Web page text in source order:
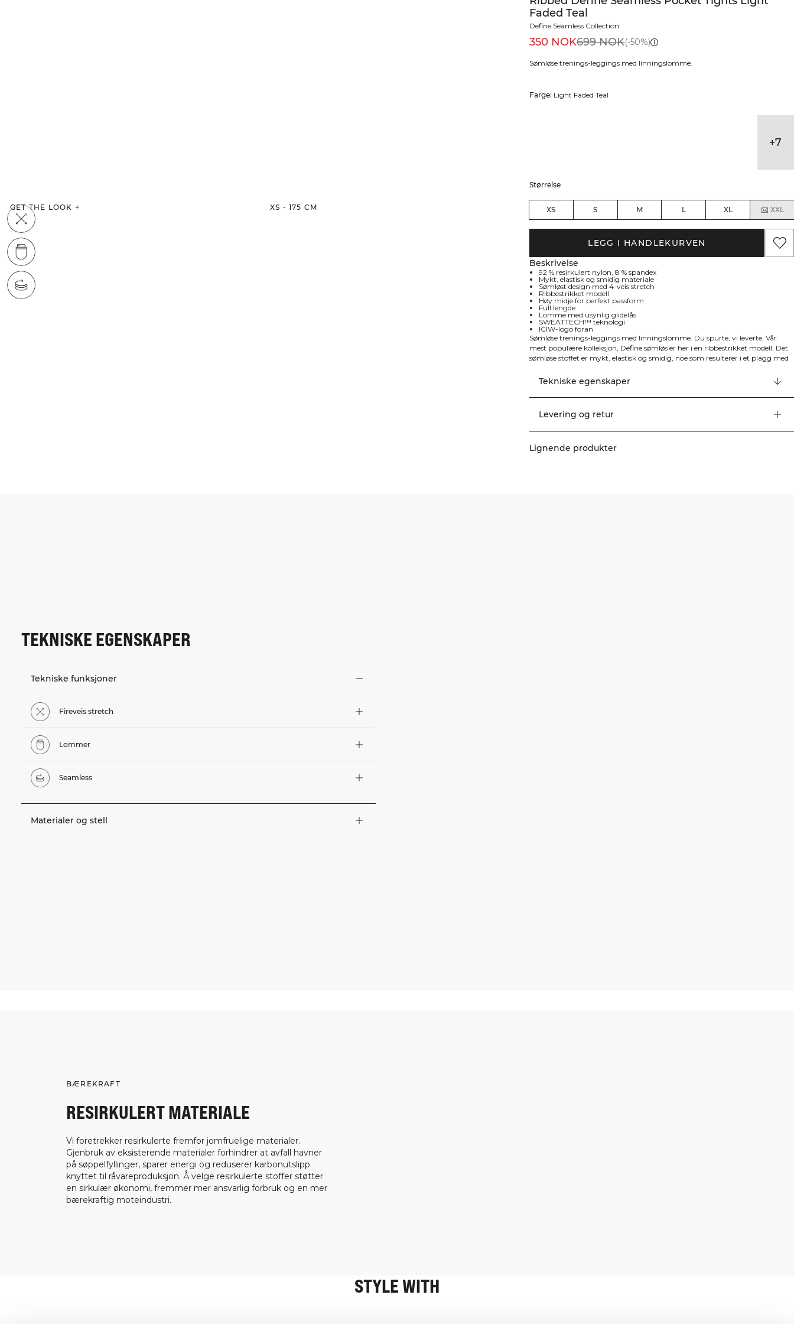
GET THE LOOK + XS - 175 CM
Faded Teal
Define Seamless Collection
350 NOK699 NOK(-50%)
Sømløse trenings-leggings med linningslomme.
Farge: Light Faded Teal
+7
Størrelse
XS S M L XL XXL
LEGG I HANDLEKURVEN
Beskrivelse
92 % resirkulert nylon, 8 % spandex
Mykt, elastisk og smidig materiale
Sømløst design med 4-veis stretch
Ribbestrikket modell
Høy midje for perfekt passform
Full lengde
Lomme med usynlig glidelås
SWEATTECH™ teknologi
ICIW-logo foran
Sømløse trenings-leggings med linningslomme. Du spurte, vi leverte. Vår
mest populære kolleksjon, Define sømløs er her i en ribbestrikket modell. Det
sømløse stoffet er mykt, elastisk og smidig, noe som resulterer i et plagg med
farger gjør Define Sømløs til treningsklær til mange forskjellige typer trening.
4-veis stretchmateriale i den nyeste sømløse teknologien for å økt
bevegelighet under treningen. Elastisk og slitesterkt materiale med ICIW-logo
design. Linningen inkluderer en lomme med usynlig glidelås og
Tekniske egenskaper
Levering og retur
Lignende produkter
TEKNISKE EGENSKAPER
Tekniske funksjoner
Fireveis stretch
Lommer
Seamless
Materialer og stell
BÆREKRAFT
RESIRKULERT MATERIALE
Vi foretrekker resirkulerte fremfor jomfruelige materialer.
Gjenbruk av eksisterende materialer forhindrer at avfall havner
på søppelfyllinger, sparer energi og reduserer karbonutslipp
knyttet til råvareproduksjon. Å velge resirkulerte stoffer støtter
en sirkulær økonomi, fremmer mer ansvarlig forbruk og en mer
bærekraftig moteindustri.
STYLE WITH